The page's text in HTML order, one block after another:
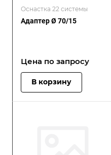
Оснастка 22 системы
Адаптер Ø 70/15
Цена по запросу
В корзину